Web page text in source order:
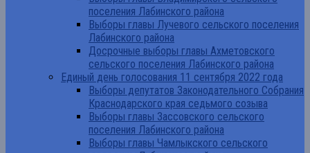
поселения Лабинского района
Выборы главы Лучевого сельского поселения
Лабинского района
Досрочные выборы главы Ахметовского
сельского поселения Лабинского района
Единый день голосования 11 сентября 2022 года
Выборы депутатов Законодательного Собрания
Краснодарского края седьмого созыва
Выборы главы Зассовского сельского
поселения Лабинского района
Выборы главы Чамлыкского сельского